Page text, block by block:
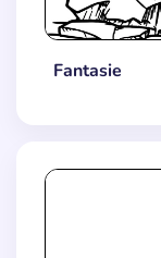
Fantasie